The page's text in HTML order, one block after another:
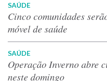
SAÚDE
Cinco comunidades
móvel de saúde
SAÚDE
Operação Inverno abre
neste domingo